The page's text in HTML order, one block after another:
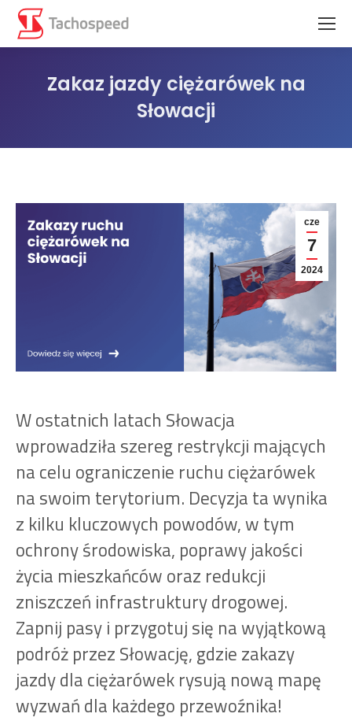
Zakaz jazdy ciężarówek na
Słowacji
cze
7
2024
W ostatnich latach Słowacja
wprowadziła szereg restrykcji mających
na celu ograniczenie ruchu ciężarówek
na swoim terytorium. Decyzja ta wynika
z kilku kluczowych powodów, w tym
ochrony środowiska, poprawy jakości
życia mieszkańców oraz redukcji
zniszczeń infrastruktury drogowej.
Zapnij pasy i przygotuj się na wyjątkową
podróż przez Słowację, gdzie zakazy
jazdy dla ciężarówek rysują nową mapę
wyzwań dla każdego przewoźnika!